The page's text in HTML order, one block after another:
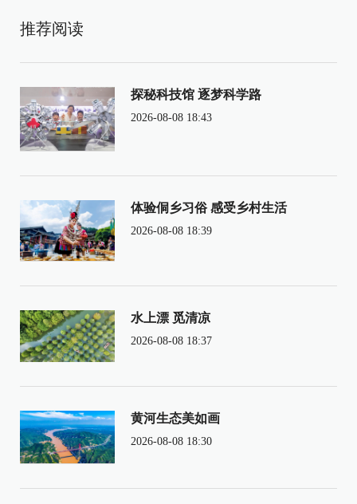
推荐阅读
探秘科技馆 逐梦科学路
2026-08-08 18:43
体验侗乡习俗 感受乡村生活
2026-08-08 18:39
水上漂 觅清凉
2026-08-08 18:37
黄河生态美如画
2026-08-08 18:30